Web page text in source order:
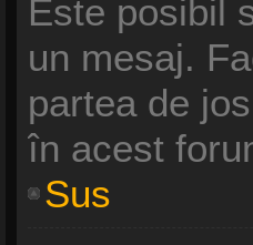
Este posibil
un mesaj.
partea de
în acest
Sus